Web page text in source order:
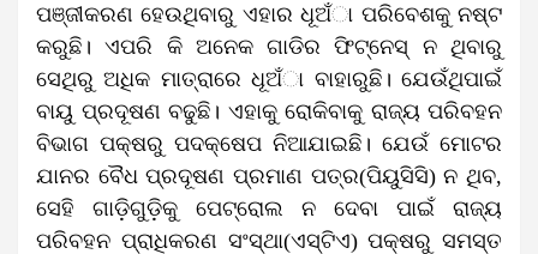
ପଞ୍ଜୀକରଣ ହେଉଥିବାରୁ ଏହାର ଧୂଅଁା ପରିବେଶକୁ ନଷ୍ଟ
କରୁଛି। ଏପରି କି ଅନେକ ଗାଡିର ଫିଟ୍‌ନେସ୍‌ ନ ଥିବାରୁ
ସେଥିରୁ ଅଧିକ ମାତ୍ରାରେ ଧୂଅଁା ବାହାରୁଛି। ଯେଉଁଥିପାଇଁ
ବାୟୁ ପ୍ରଦୂଷଣ ବଢୁଛି। ଏହାକୁ ରୋକିବାକୁ ରାଜ୍ୟ ପରିବହନ
ବିଭାଗ ପକ୍ଷରୁ ପଦକ୍ଷେପ ନିଆଯାଇଛି। ଯେଉଁ ମୋଟର
ଯାନର ବୈଧ ପ୍ରଦୂଷଣ ପ୍ରମାଣ ପତ୍ର(ପିୟୁସିସି) ନ ଥିବ,
ସେହି ଗାଡ଼ିଗୁଡ଼ିକୁ ପେଟ୍ରୋଲ ନ ଦେବା ପାଇଁ ରାଜ୍ୟ
ପରିବହନ ପ୍ରାଧିକରଣ ସଂସ୍ଥା(ଏସ୍‌ଟିଏ) ପକ୍ଷରୁ ସମସ୍ତ